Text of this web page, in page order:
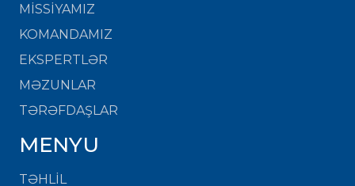
MISSIYAMIZ
KOMANDAMIZ
EKSPERTLƏR
MƏZUNLAR
TƏRƏFDAŞLAR
MENYU
TƏHLİL